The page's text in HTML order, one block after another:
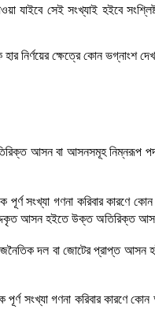
যাইবে সেই সংখ্যাই হইবে
নির্ণয়ের ক্ষেত্রে কোন ভগ্নাংশ
আসন বা আসনসমূহ নিম্নরূপ
সংখ্যা গণনা করিবার কারণে
আসন হইতে উক্ত অতিরিক্ত
দল বা জোটের প্রাপ্ত আসন
সংখ্যা গণনা করিবার কারণে